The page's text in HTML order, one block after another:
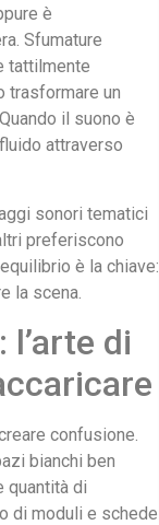
è
Sfumature
tattilmente
trasformare un
il suono è
attraverso
sonori tematici
preferiscono
è la chiave:
la scena.
di
confusione.
bianchi ben
quantità di
di moduli e schede